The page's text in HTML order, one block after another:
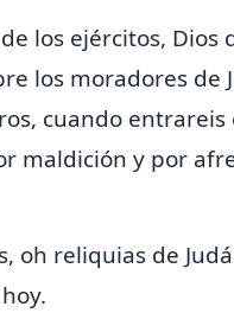
los ejércitos, Dios
los moradores de
cuando entrareis
maldición y por
oh reliquias de